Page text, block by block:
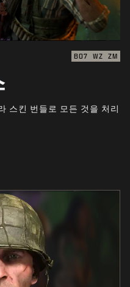
X
링크 복사
BO7 WZ ZM
스킨 번들로 모든 것을 처리